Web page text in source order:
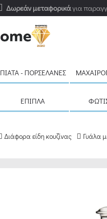
Δωρεάν μεταφορικάγια
ΠΙΆΤΑ - ΠΟΡΣΕΛΆΝΕΣ
ΈΠΙΠΛΑ
Διάφορα είδη κουζίνας Γυάλα